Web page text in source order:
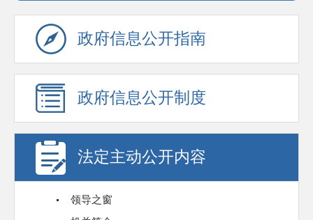
政府信息公开指南
政府信息公开制度
法定主动公开内容
领导之窗